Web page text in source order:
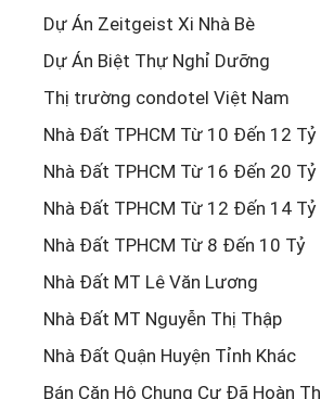
Dự Án Zeitgeist Xi Nhà Bè
Dự Án Biệt Thự Nghỉ Dưỡng
Thị trường condotel Việt Nam
Nhà Đất TPHCM Từ 10 Đến 12 Tỷ
Nhà Đất TPHCM Từ 16 Đến 20 Tỷ
Nhà Đất TPHCM Từ 12 Đến 14 Tỷ
Nhà Đất TPHCM Từ 8 Đến 10 Tỷ
Nhà Đất MT Lê Văn Lương
Nhà Đất MT Nguyễn Thị Thập
Nhà Đất Quận Huyện Tỉnh Khác
Bán Căn Hộ Chung Cư Đã Hoàn